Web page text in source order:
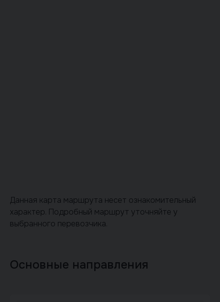
Данная карта маршрута несет ознакомительный
характер. Подробный маршрут уточняйте у
выбранного перевозчика.
Основные направления